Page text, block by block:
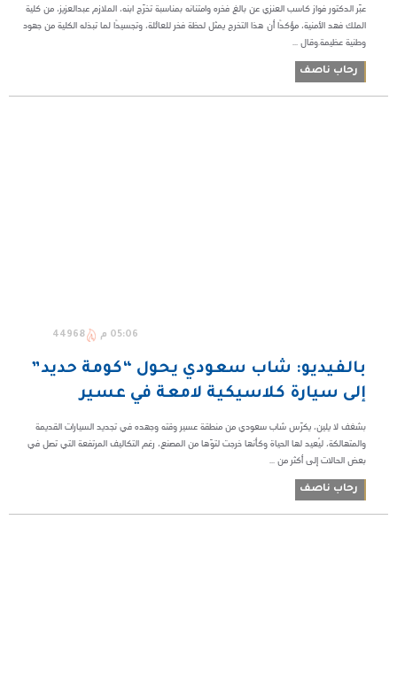
عبّر الدكتور فواز كاسب العنزي عن بالغ فخره وامتنانه بمناسبة تخرّج ابنه، الملازم عبدالعزيز، من كلية
الملك فهد الأمنية، مؤكدًا أن هذا التخرج يمثل لحظة فخر للعائلة، وتجسيدًا لما تبذله الكلية من جهود
وطنية عظيمة.وقال ...
رحاب ناصف
05:06 م 44968
بالفيديو: شاب سعودي يحول “كومة حديد”
إلى سيارة كلاسيكية لامعة في عسير
بشغف لا يلين، يكرّس شاب سعودي من منطقة عسير وقته وجهده في تجديد السيارات القديمة
والمتهالكة، ليُعيد لها الحياة وكأنها خرجت لتوّها من المصنع، رغم التكاليف المرتفعة التي تصل في
بعض الحالات إلى أكثر من ...
رحاب ناصف